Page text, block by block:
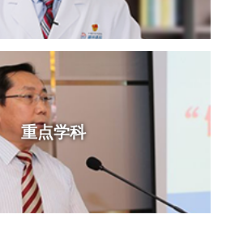
重点学科